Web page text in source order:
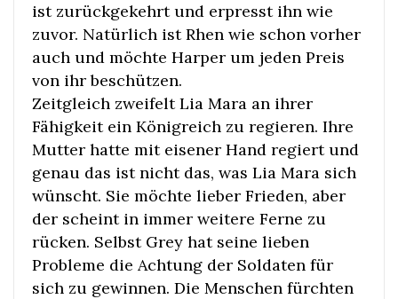
ist zurückgekehrt und erpresst ihn wie
zuvor. Natürlich ist Rhen wie schon vorher
auch und möchte Harper um jeden Preis
von ihr beschützen.
Zeitgleich zweifelt Lia Mara an ihrer
Fähigkeit ein Königreich zu regieren. Ihre
Mutter hatte mit eisener Hand regiert und
genau das ist nicht das, was Lia Mara sich
wünscht. Sie möchte lieber Frieden, aber
der scheint in immer weitere Ferne zu
rücken. Selbst Grey hat seine lieben
Probleme die Achtung der Soldaten für
sich zu gewinnen. Die Menschen fürchten